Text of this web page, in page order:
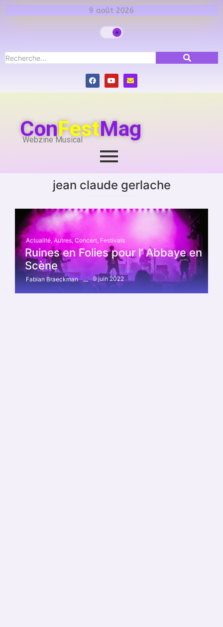
9 août 2026
ConFestMag
Webzine Musical
jean claude gerlache
Actualité, Autres, Concert, Festivals
Ruines en Folies pour l’ Abbaye en
Scène
Fabian Braeckman 9 juin 2022